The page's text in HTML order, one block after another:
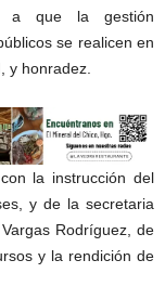
a que la gestión
se realicen en
y honradez.
la instrucción del
y de la secretaria
Rodríguez, de
y la rendición de